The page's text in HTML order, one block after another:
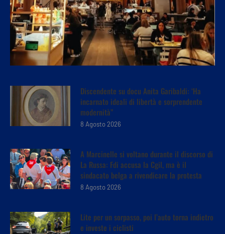
Discendente su docu Anita Garibaldi: ‘Ha
incarnato ideali di libertà e sorprendente
modernità”
8 Agosto 2026
A Marcinelle si voltano durante il discorso di
La Russa: Fdi accusa la Cgil, ma è il
sindacato belga a rivendicare la protesta
8 Agosto 2026
Lite per un sorpasso, poi l’auto torna indietro
e investe i ciclisti